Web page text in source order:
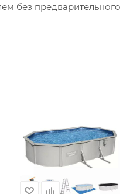
без предварительного